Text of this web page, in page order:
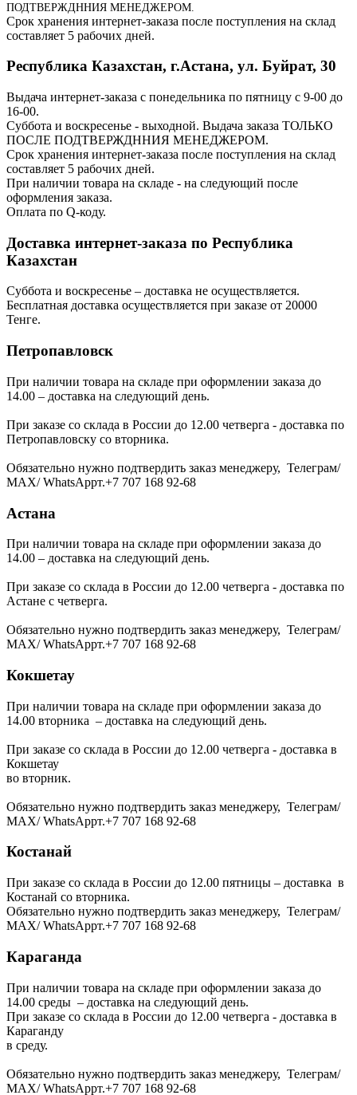
ПОДТВЕРЖДННИЯ МЕНЕДЖЕРОМ.
Срок хранения интернет-заказа после поступления на склад
составляет 5 рабочих дней.
Республика Казахстан, г.Астана, ул. Буйрат, 30
Выдача интернет-заказа с понедельника по пятницу с 9-00 до
16-00.
Суббота и воскресенье - выходной. Выдача заказа ТОЛЬКО
ПОСЛЕ ПОДТВЕРЖДННИЯ МЕНЕДЖЕРОМ.
Срок хранения интернет-заказа после поступления на склад
составляет 5 рабочих дней.
При наличии товара на складе - на следующий после
оформления заказа.
Оплата по Q-коду.
Доставка интернет-заказа по Республика
Казахстан
Суббота и воскресенье – доставка не осуществляется.
Бесплатная доставка осуществляется при заказе от 20000
Тенге.
Петропавловск
При наличии товара на складе при оформлении заказа до
14.00 – доставка на следующий день.
При заказе со склада в России до 12.00 четверга - доставка по
Петропавловску со вторника.
Обязательно нужно подтвердить заказ менеджеру, Телеграм/
МАХ/ WhatsAppт.+7 707 168 92-68
Астана
При наличии товара на складе при оформлении заказа до
14.00 – доставка на следующий день.
При заказе со склада в России до 12.00 четверга - доставка по
Астане с четверга.
Обязательно нужно подтвердить заказ менеджеру, Телеграм/
МАХ/ WhatsAppт.+7 707 168 92-68
Кокшетау
При наличии товара на складе при оформлении заказа до
14.00 вторника – доставка на следующий день.
При заказе со склада в России до 12.00 четверга - доставка в
Кокшетау
во вторник.
Обязательно нужно подтвердить заказ менеджеру, Телеграм/
МАХ/ WhatsAppт.+7 707 168 92-68
Костанай
При заказе со склада в России до 12.00 пятницы – доставка в
Костанай со вторника.
Обязательно нужно подтвердить заказ менеджеру, Телеграм/
МАХ/ WhatsAppт.+7 707 168 92-68
Караганда
При наличии товара на складе при оформлении заказа до
14.00 среды – доставка на следующий день.
При заказе со склада в России до 12.00 четверга - доставка в
Караганду
в среду.
Обязательно нужно подтвердить заказ менеджеру, Телеграм/
МАХ/ WhatsAppт.+7 707 168 92-68